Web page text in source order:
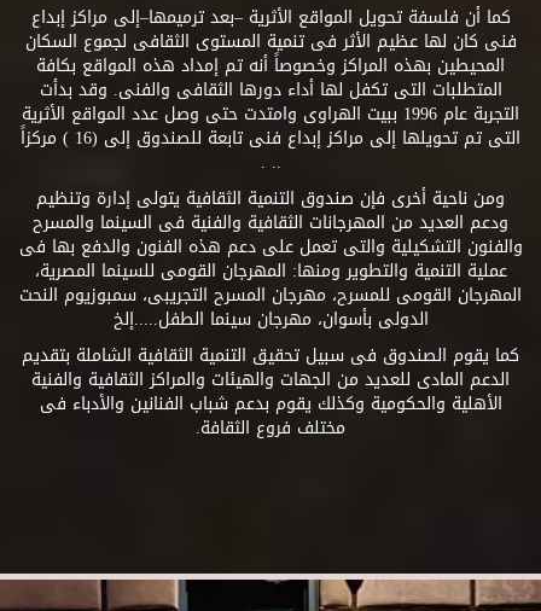
كما أن فلسفة تحويل المواقع الأثرية –بعد ترميمها–إلى مراكز إبداع
فنى كان لها عظيم الأثر فى تنمية المستوى الثقافى لجموع السكان
المحيطين بهذه المراكز وخصوصاً أنه تم إمداد هذه المواقع بكافة
المتطلبات التى تكفل لها أداء دورها الثقافى والفنى. وقد بدأت
التجربة عام 1996 ببيت الهراوى وامتدت حتى وصل عدد المواقع الأثرية
التى تم تحويلها إلى مراكز إبداع فنى تابعة للصندوق إلى (16 ) مركزاً
.. .
ومن ناحية أخرى فإن صندوق التنمية الثقافية يتولى إدارة وتنظيم
ودعم العديد من المهرجانات الثقافية والفنية فى السينما والمسرح
والفنون التشكيلية والتى تعمل على دعم هذه الفنون والدفع بها فى
عملية التنمية والتطوير ومنها: المهرجان القومى للسينما المصرية،
المهرجان القومى للمسرح، مهرجان المسرح التجريبى، سمبوزيوم النحت
الدولى بأسوان، مهرجان سينما الطفل.....إلخ
كما يقوم الصندوق فى سبيل تحقيق التنمية الثقافية الشاملة بتقديم
الدعم المادى للعديد من الجهات والهيئات والمراكز الثقافية والفنية
الأهلية والحكومية وكذلك يقوم بدعم شباب الفنانين والأدباء فى
مختلف فروع الثقافة.